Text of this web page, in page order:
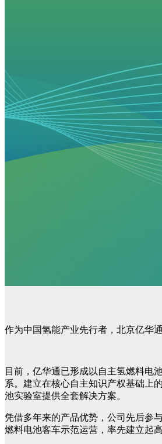
作为中国氢能产业先行者，北京亿华
目前，亿华通已形成以自主氢燃料电
系。建立在核心自主知识产权基础上
池实验室提供全套解决方案。
凭借多年来的产品优势，公司先后参
燃料电池客车示范运营，率先建立起